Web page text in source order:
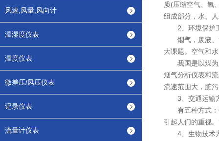
风速,风量,风向计
温湿度仪表
温度仪表
微差压/风压仪表
记录仪表
流量计仪表
质(压缩空气、氧
组成部分，水、
2、环境保护
烟气，废液、
大课题。空气和
我国是以煤为
烟气分析仪表和
流速范围大，脏
3、交通运输
有五种方式：
引起人们的重视
4、生物技术